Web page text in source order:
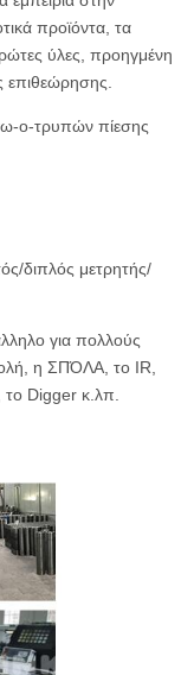
προϊόντα, τα
ύλες, προηγμένη
επιθεώρησης.
ο-τρυπών πίεσης
διπλός μετρητής/
για πολλούς
η ΣΠΌΛΑ, το IR,
Digger κ.λπ.